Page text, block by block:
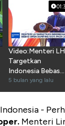
Video:Menteri LH
Targetkan
Indonesia Bebas
Open Dumping
100% Pada 2026
5 bulan yang lalu
-
Menteri